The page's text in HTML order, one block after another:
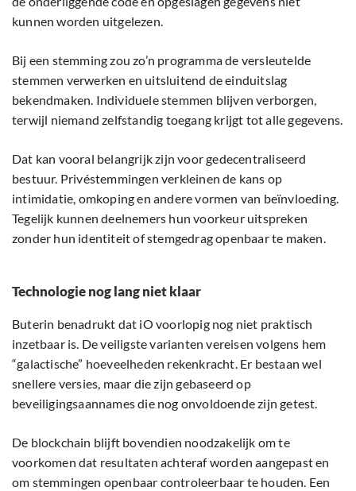
kunnen worden uitgelezen.
Bij een stemming zou zo’n programma de versleutelde
stemmen verwerken en uitsluitend de einduitslag
bekendmaken. Individuele stemmen blijven verborgen,
terwijl niemand zelfstandig toegang krijgt tot alle gegevens.
Dat kan vooral belangrijk zijn voor gedecentraliseerd
bestuur. Privéstemmingen verkleinen de kans op
intimidatie, omkoping en andere vormen van beïnvloeding.
Tegelijk kunnen deelnemers hun voorkeur uitspreken
zonder hun identiteit of stemgedrag openbaar te maken.
Technologie nog lang niet klaar
Buterin benadrukt dat iO voorlopig nog niet praktisch
inzetbaar is. De veiligste varianten vereisen volgens hem
“galactische” hoeveelheden rekenkracht. Er bestaan wel
snellere versies, maar die zijn gebaseerd op
beveiligingsaannames die nog onvoldoende zijn getest.
De blockchain blijft bovendien noodzakelijk om te
voorkomen dat resultaten achteraf worden aangepast en
om stemmingen openbaar controleerbaar te houden. Een